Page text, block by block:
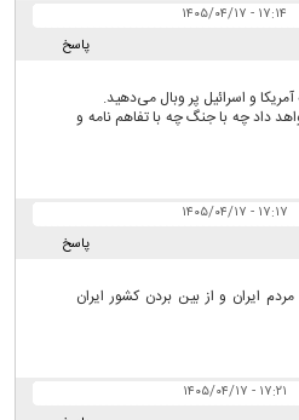
۱۷:۱۴ - ۱۴۰۵/۰۴/۱۷
پاسخ
و اسرائیل پر وبال می‌دهید.
داد چه با جنگ چه با تفاهم نامه و
۱۷:۱۷ - ۱۴۰۵/۰۴/۱۷
پاسخ
ایران و از بین بردن کشور ایران
۱۷:۲۱ - ۱۴۰۵/۰۴/۱۷